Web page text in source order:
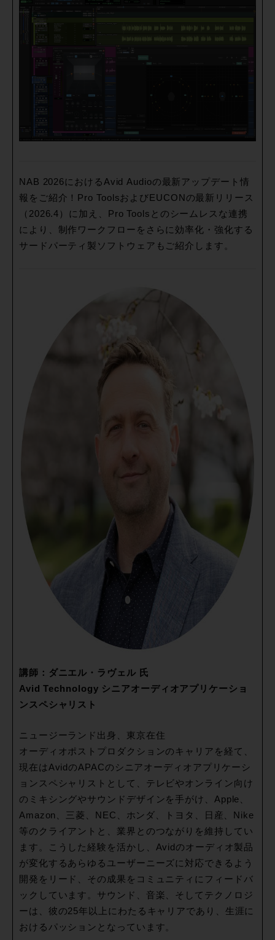
NAB 2026におけるAvid Audioの最新アップデート情
報をご紹介！Pro ToolsおよびEUCONの最新リリース
（2026.4）に加え、Pro Toolsとのシームレスな連携
により、制作ワークフローをさらに効率化・強化する
サードパーティ製ソフトウェアもご紹介します。
講師：ダニエル・ラヴェル 氏
Avid Technology シニアオーディオアプリケーショ
ンスペシャリスト
ニュージーランド出身、東京在住
オーディオポストプロダクションのキャリアを経て、
現在はAvidのAPACのシニアオーディオアプリケーシ
ョンスペシャリストとして、テレビやオンライン向け
のミキシングやサウンドデザインを手がけ、Apple、
Amazon、三菱、NEC、ホンダ、トヨタ、日産、Nike
等のクライアントと、業界とのつながりを維持してい
ます。こうした経験を活かし、Avidのオーディオ製品
が変化するあらゆるユーザーニーズに対応できるよう
開発をリード、その成果をコミュニティにフィードバ
ックしています。サウンド、音楽、そしてテクノロジ
ーは、彼の25年以上にわたるキャリアであり、生涯に
おけるパッションとなっています。